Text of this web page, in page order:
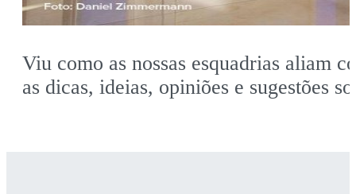
Viu como as nossas esquadrias aliam
as dicas, ideias, opiniões e sugestões